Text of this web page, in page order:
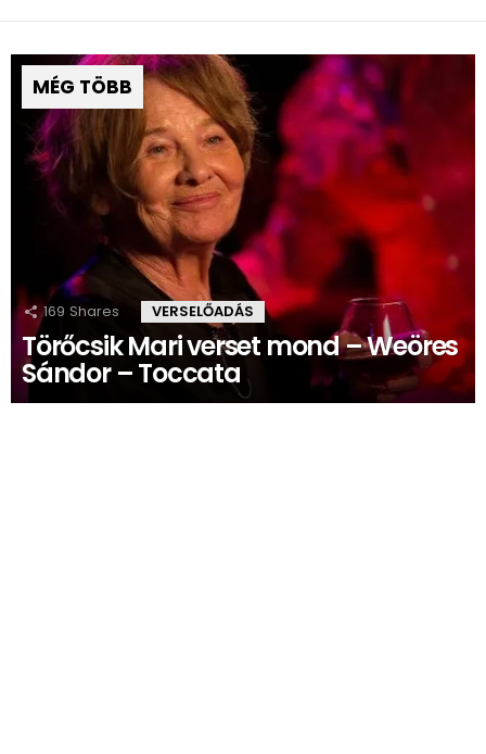
MÉG TÖBB
169 Shares VERSELŐADÁS
Törőcsik Mari verset mond – Weöres
Sándor – Toccata